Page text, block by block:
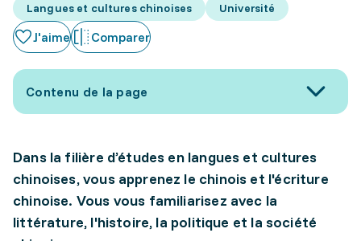
Langues et cultures chinoises Université
J'aime Comparer
Contenu de la page
Dans la filière d’études en langues et cultures
chinoises, vous apprenez le chinois et l'écriture
chinoise. Vous vous familiarisez avec la
littérature, l'histoire, la politique et la société